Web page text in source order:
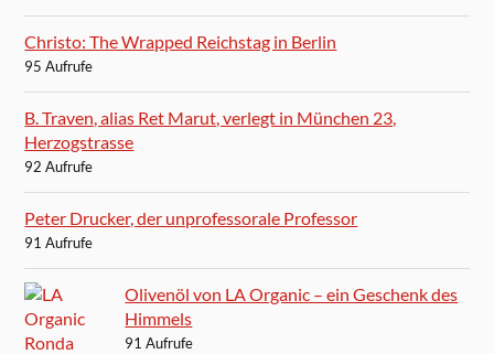
Christo: The Wrapped Reichstag in Berlin
95 Aufrufe
B. Traven, alias Ret Marut, verlegt in München 23,
Herzogstrasse
92 Aufrufe
Peter Drucker, der unprofessorale Professor
91 Aufrufe
Olivenöl von LA Organic – ein Geschenk des
Himmels
91 Aufrufe